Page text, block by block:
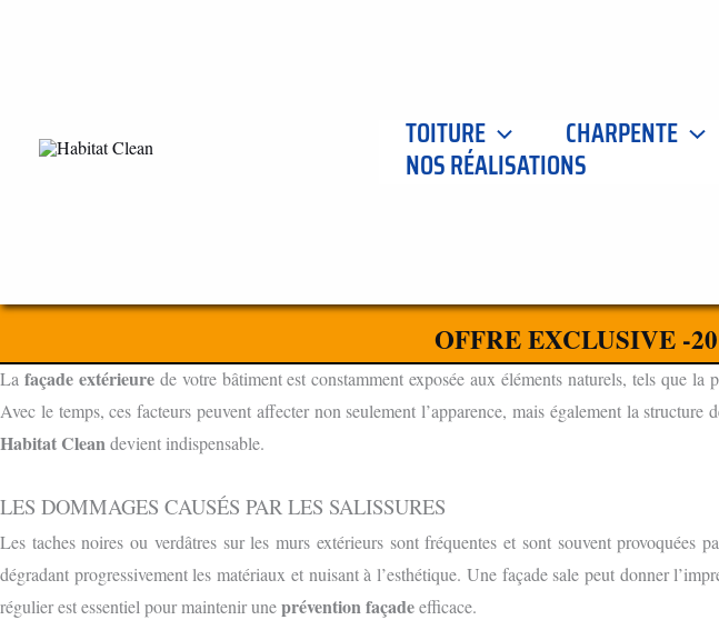
TOITURE CHARPENTE
NOS RÉALISATIONS
OFFRE EXCLUSIVE -
ENTREPRISE DE NETTOYAGE DE FAÇADES ET BARDAGES À SAINT MARCEL 71380
POURQUOI LE NETTOYAGE FAÇADE EST ESSENTIEL
La façade extérieurede votre bâtiment est constamment exposée aux éléments naturels, tels que
Avec le temps, ces facteurs peuvent affecter non seulement l’apparence, mais également la
Habitat Cleandevient indispensable.
LES DOMMAGES CAUSÉS PAR LES SALISSURES
Les taches noires ou verdâtres sur les murs extérieurs sont fréquentes et sont souvent provoquées
dégradant progressivement les matériaux et nuisant à l’esthétique. Une façade sale peut donner
régulier est essentiel pour maintenir uneprévention façadeefficace.